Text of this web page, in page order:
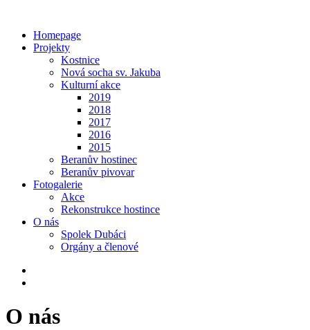
Homepage
Projekty
Kostnice
Nová socha sv. Jakuba
Kulturní akce
2019
2018
2017
2016
2015
Beranův hostinec
Beranův pivovar
Fotogalerie
Akce
Rekonstrukce hostince
O nás
Spolek Dubáci
Orgány a členové
O nás